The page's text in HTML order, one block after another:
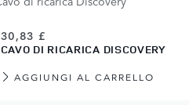
30,83 £
CAVO DI RICARICA DISCOVERY
AGGIUNGI AL CARRELLO